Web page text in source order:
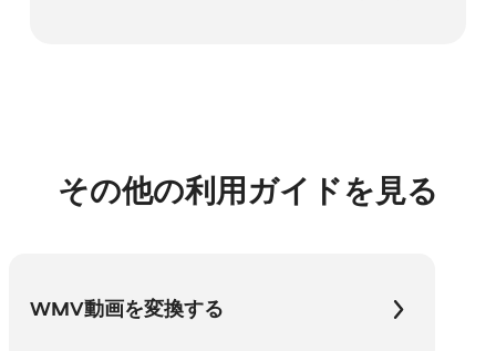
その他の利用ガイドを見る
WMV動画を変換する